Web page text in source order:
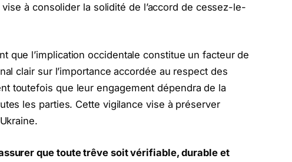
à consolider la solidité de l’accord de cessez-le-
que l’implication occidentale constitue un facteur de
clair sur l’importance accordée au respect des
toutefois que leur engagement dépendra de la
les parties. Cette vigilance vise à préserver
que toute trêve soit vérifiable, durable et